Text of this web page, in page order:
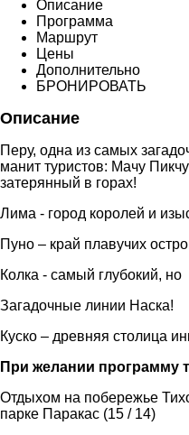
Описание
Программа
Маршрут
Цены
Дополнительно
БРОНИРОВАТЬ
Описание
Перу, одна из самых
манит туристов: Мачу
затерянный в горах!
Лима - город королей и
Пуно – край плавучих
Колка - самый глубокий,
Загадочные линии Наска!
Куско – древняя столица
При желании программу
Отдыхом на побережье
парке Паракас (15 / 14)